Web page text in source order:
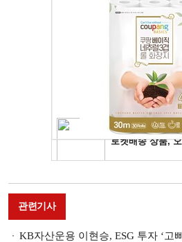
관련기사
KB자산운용 이현승, ESG 투자 ‘고